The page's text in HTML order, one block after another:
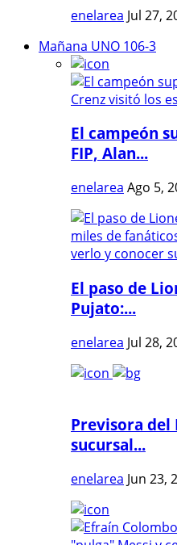
enelarea Jul 27,
Mañana UNO 106-3
El campeón
FIP, Alan...
enelarea Ago 5,
El paso de
Pujato:...
enelarea Jul 28,
Previsora del
sucursal...
enelarea Jun 23,